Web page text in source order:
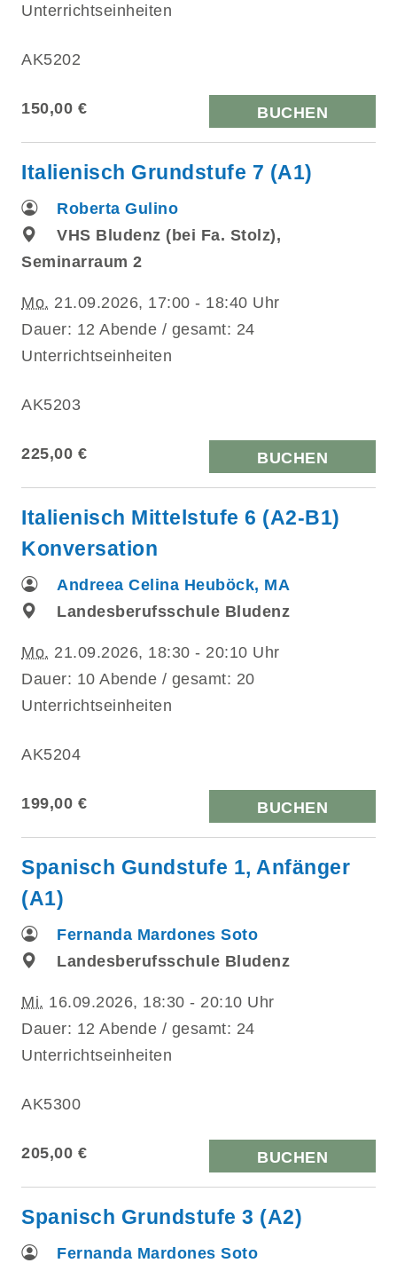
Unterrichtseinheiten
AK5202
150,00 € BUCHEN
Italienisch Grundstufe 7 (A1)
Roberta Gulino
VHS Bludenz (bei Fa. Stolz),
Seminarraum 2
Mo. 21.09.2026, 17:00 - 18:40 Uhr
Dauer: 12 Abende / gesamt: 24
Unterrichtseinheiten
AK5203
225,00 € BUCHEN
Italienisch Mittelstufe 6 (A2-B1)
Konversation
Andreea Celina Heuböck, MA
Landesberufsschule Bludenz
Mo. 21.09.2026, 18:30 - 20:10 Uhr
Dauer: 10 Abende / gesamt: 20
Unterrichtseinheiten
AK5204
199,00 € BUCHEN
Spanisch Gundstufe 1, Anfänger
(A1)
Fernanda Mardones Soto
Landesberufsschule Bludenz
Mi. 16.09.2026, 18:30 - 20:10 Uhr
Dauer: 12 Abende / gesamt: 24
Unterrichtseinheiten
AK5300
205,00 € BUCHEN
Spanisch Grundstufe 3 (A2)
Fernanda Mardones Soto